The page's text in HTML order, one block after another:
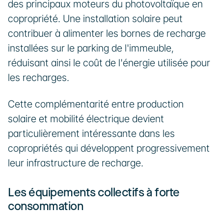
des principaux moteurs du photovoltaïque en
copropriété. Une installation solaire peut
contribuer à alimenter les bornes de recharge
installées sur le parking de l'immeuble,
réduisant ainsi le coût de l'énergie utilisée pour
les recharges.
Cette complémentarité entre production
solaire et mobilité électrique devient
particulièrement intéressante dans les
copropriétés qui développent progressivement
leur infrastructure de recharge.
Les équipements collectifs à forte
consommation